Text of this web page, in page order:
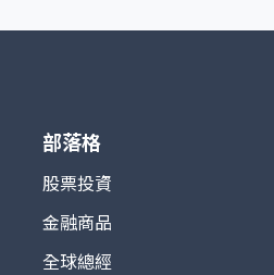
（Capesize）、巴拿馬型
於透明度高、難以被投機
決於實際船隻供應與貨運
易。當全球需求上升、船
資人與分析師經常利用
經濟景氣變化。
部落格
股票投資
金融商品
全球總經